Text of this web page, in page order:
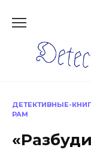
ДЕТЕКТИВНЫЕ-
РАМ